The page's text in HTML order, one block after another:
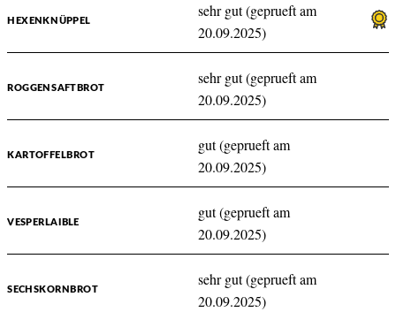
HEXENKNÜPPEL
sehr gut (geprueft am
20.09.2025)
ROGGENSAFTBROT
sehr gut (geprueft am
20.09.2025)
KARTOFFELBROT
gut (geprueft am
20.09.2025)
VESPERLAIBLE
gut (geprueft am
20.09.2025)
SECHSKORNBROT
sehr gut (geprueft am
20.09.2025)